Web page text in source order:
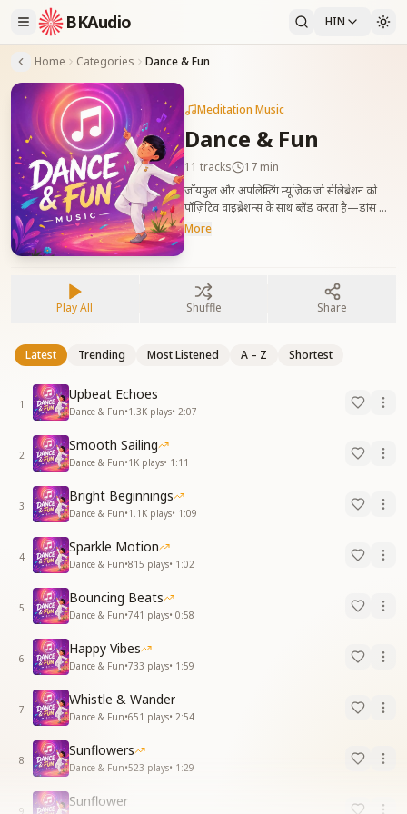
BKAudio HIN
Home Categories Dance & Fun
Meditation Music
Dance & Fun
11 tracks
17 min
जॉयफुल और अपलिफ्टिंग म्यूज़िक जो सेलिब्रेशन को
पॉज़िटिव वाइब्रेशन्स के साथ ब्लेंड करता है—डांस और
फन के लिए परफेक्ट।
More
Play All Shuffle Share
Latest Trending Most Listened A – Z Shortest
1
Upbeat Echoes
Dance & Fun•1.3K plays• 2:07
2
Smooth Sailing
Dance & Fun•1K plays• 1:11
3
Bright Beginnings
Dance & Fun•1.1K plays• 1:09
4
Sparkle Motion
Dance & Fun•815 plays• 1:02
5
Bouncing Beats
Dance & Fun•741 plays• 0:58
6
Happy Vibes
Dance & Fun•733 plays• 1:59
7
Whistle & Wander
Dance & Fun•651 plays• 2:54
8
Sunflowers
Dance & Fun•523 plays• 1:29
9
Sunflower